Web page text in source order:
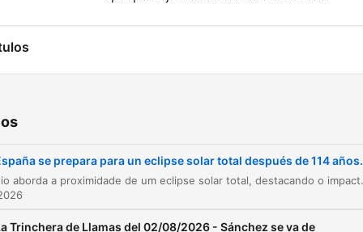
Anúncio Shopify
00:01:09
Entrevista com Telmo Fernández, Diretor do
A mecânica do eclipse solar e a franja de
se prepara para un eclipse solar total después de 114 años.
O episódio aborda a proximidade de um eclipse solar total, destacando o impacto deste fenômeno astronômico na
Trinchera de Llamas del 02/08/2026 - Sánchez se va de